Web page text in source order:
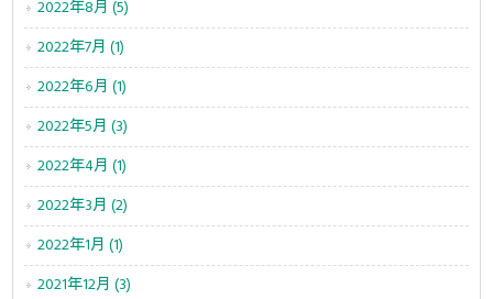
2022年8月 (5)
2022年7月 (1)
2022年6月 (1)
2022年5月 (3)
2022年4月 (1)
2022年3月 (2)
2022年1月 (1)
2021年12月 (3)